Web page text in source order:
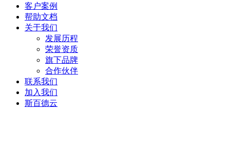
客户案例
帮助文档
关于我们
发展历程
荣誉资质
旗下品牌
合作伙伴
联系我们
加入我们
斯百德云